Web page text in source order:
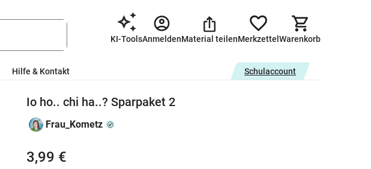
KI-ToolsAnmeldenMaterial teilenMerkzettel Warenkorb
Hilfe & Kontakt Schulaccount
Io ho.. chi ha..? Sparpaket 2
Frau_Kometz
3,99 €